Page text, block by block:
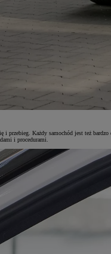
Każdy samochód jest też
i procedurami.